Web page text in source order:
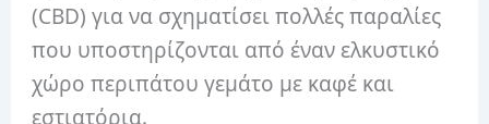
(CBD) για να σχηματίσει πολλές παραλίες
που υποστηρίζονται από έναν ελκυστικό
χώρο περιπάτου γεμάτο με καφέ και
εστιατόρια.